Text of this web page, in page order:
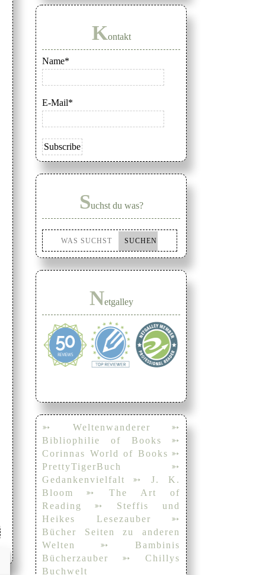
Kontakt
Name*
E-Mail*
Suchst du was?
Netgalley
➳ Weltenwanderer
➳
Bibliophilie of Books
➳
Corinnas World of Books ➳
PrettyTigerBuch
➳
Gedankenvielfalt
➳ J. K.
Bloom
➳ The Art of
Reading
➳ Steffis und
Heikes Lesezauber
➳
Bücher Seiten zu anderen
Welten
➳ Bambinis
Bücherzauber
➳ Chillys
Buchwelt